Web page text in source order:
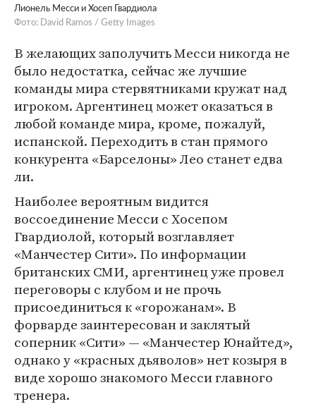
Лионель Месси и Хосеп Гвардиола
Фото: David Ramos / Getty Images
В желающих заполучить Месси никогда не
было недостатка, сейчас же лучшие
команды мира стервятниками кружат над
игроком. Аргентинец может оказаться в
любой команде мира, кроме, пожалуй,
испанской. Переходить в стан прямого
конкурента «Барселоны» Лео станет едва
ли.
Наиболее вероятным видится
воссоединение Месси с Хосепом
Гвардиолой, который возглавляет
«Манчестер Сити». По информации
британских СМИ, аргентинец уже провел
переговоры с клубом и не прочь
присоединиться к «горожанам». В
форварде заинтересован и заклятый
соперник «Сити» — «Манчестер Юнайтед»,
однако у «красных дьяволов» нет козыря в
виде хорошо знакомого Месси главного
тренера.